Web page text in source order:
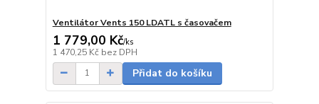
Ventilátor Vents 150 LDATL s časovačem
1 779,00 Kč/ks
1 470,25 Kč bez DPH
Přidat do košíku